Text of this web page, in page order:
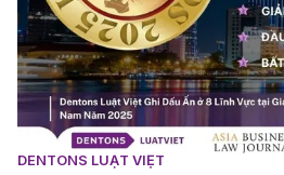
DENTONS LUẬT VIỆT